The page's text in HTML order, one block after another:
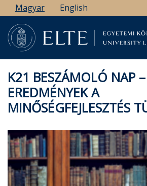
Ugrás
a
tartalomra
Magyar English
K21 BESZÁMOLÓ NAP –
EREDMÉNYEK A
MINŐSÉGFEJLESZTÉS